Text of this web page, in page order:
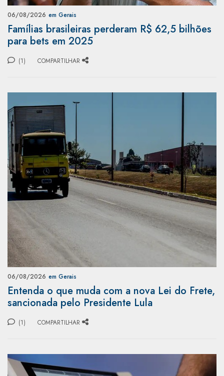
06/08/2026 em Gerais
Famílias brasileiras perderam R$ 62,5 bilhões
para bets em 2025
(1) COMPARTILHAR
06/08/2026 em Gerais
Entenda o que muda com a nova Lei do Frete,
sancionada pelo Presidente Lula
(1) COMPARTILHAR